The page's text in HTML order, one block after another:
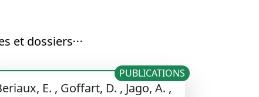
et dossiers
E. , Goffart, D. , Jago, A. ,
PUBLICATIONS